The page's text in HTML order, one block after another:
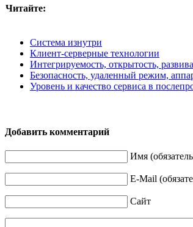
Читайте:
Система изнутри
Клиент-серверные технологии
Интегрируемость, открытость,
Безопасность, удаленный режим,
Уровень и качество сервиса в
Добавить комментарий
Имя
E-Mail
Сайт